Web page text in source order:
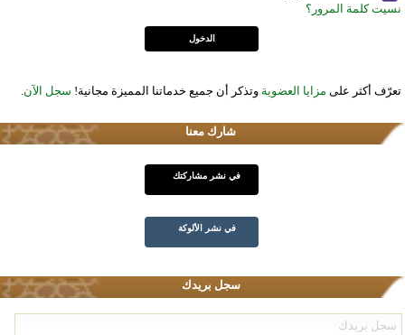
نسيت كلمة المرور؟
تعرّف أكثر على مزايا العضوية وتذكر أن جميع خدماتنا المميزة مجانية! سجل الآن
شارك معنا
في نشر مشاركتك
في نشر الألوكة
سجل بريدك